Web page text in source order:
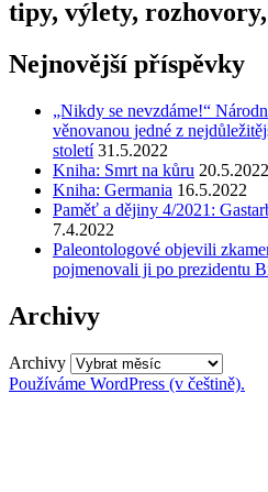
tipy, výlety,
Nejnovější příspěvky
„Nikdy se nevzdáme!“
věnovanou jedné z
století 31.5.2022
Kniha: Smrt na kůru 20.5.2022
Kniha: Germania 16.5.2022
Paměť a dějiny 4/2021:
7.4.2022
Paleontologové objevili
pojmenovali ji po prezidentu
Archivy
Archivy
Používáme WordPress (v češtině).